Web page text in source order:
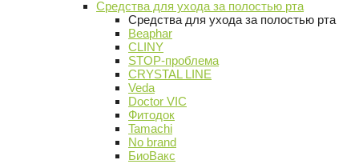
Средства для ухода за полостью рта
Средства для ухода за полостью рта
Beaphar
CLINY
STOP-проблема
CRYSTAL LINE
Veda
Doctor VIC
Фитодок
Tamachi
No brand
БиоВакс